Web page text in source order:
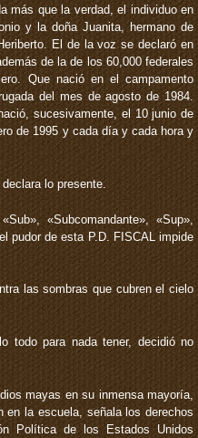
más que la verdad, el individuo en
y la doña Juanita, hermano de
El de la voz se declaró en
de la de los 60,000 federales
Que nació en el campamento
del mes de agosto de 1984.
sucesivamente, el 10 junio de
de 1995 y cada día y cada hora y
lo presente.
«Subcomandante», «Sup»,
pudor de esta P.D. FISCAL impide
las sombras que cubren el cielo
todo para nada tener, decidió no
mayas en su inmensa mayoría,
en la escuela, señala los derechos
Política de los Estados Unidos